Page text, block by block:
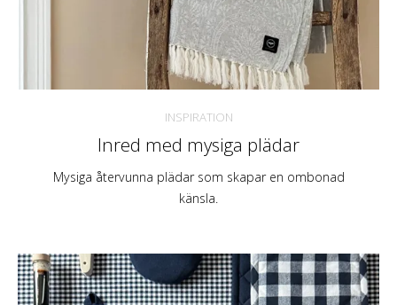
INSPIRATION
Inred med mysiga plädar
Mysiga återvunna plädar som skapar en ombonad
känsla.